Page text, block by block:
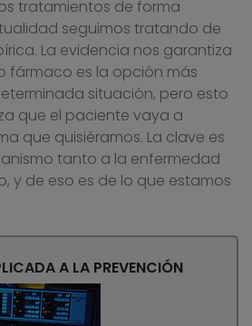
tratamientos de forma
seguimos tratando de
La evidencia nos garantiza
fármaco es la opción más
situación, pero esto
que el paciente vaya a
que quisiéramos. La clave es
tanto a la enfermedad
y de eso es de lo que estamos
A LA PREVENCIÓN